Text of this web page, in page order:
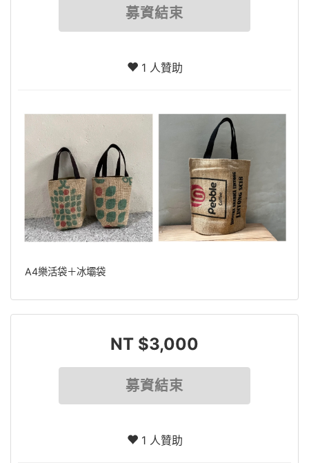
募資結束
1 人贊助
A4樂活袋＋冰壩袋
NT $3,000
募資結束
1 人贊助